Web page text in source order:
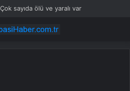
Çok sayıda ölü ve yaralı var